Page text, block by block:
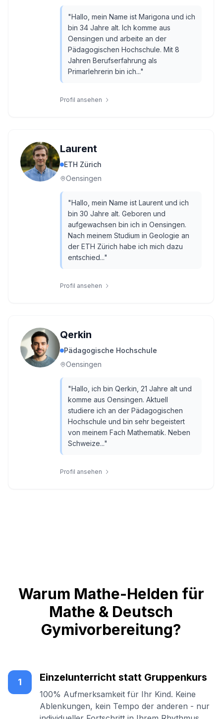
"Hallo, mein Name ist Marigona und ich
bin 34 Jahre alt. Ich komme aus
Oensingen und arbeite an der
Pädagogischen Hochschule. Mit 8
Jahren Berufserfahrung als
Primarlehrerin bin ich..."
Profil ansehen
Laurent
ETH Zürich
Oensingen
"Hallo, mein Name ist Laurent und ich
bin 30 Jahre alt. Geboren und
aufgewachsen bin ich in Oensingen.
Nach meinem Studium in Geologie an
der ETH Zürich habe ich mich dazu
entschied..."
Profil ansehen
Qerkin
Pädagogische Hochschule
Oensingen
"Hallo, ich bin Qerkin, 21 Jahre alt und
komme aus Oensingen. Aktuell
studiere ich an der Pädagogischen
Hochschule und bin sehr begeistert
von meinem Fach Mathematik. Neben
Schweize..."
Profil ansehen
Warum Mathe-Helden für
Mathe & Deutsch
Gymivorbereitung?
1 Einzelunterricht statt Gruppenkurs
100% Aufmerksamkeit für Ihr Kind. Keine
Ablenkungen, kein Tempo der anderen - nur